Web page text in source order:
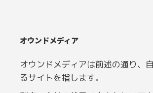
オウンドメディア
オウンドメディアは前述の通り、
るサイトを指します。